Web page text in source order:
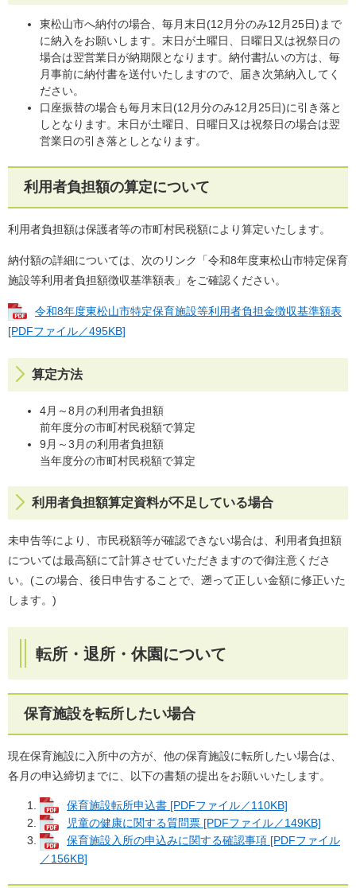
東松山市へ納付の場合、毎月末日(12月分のみ12月25日)まで
に納入をお願いします。末日が土曜日、日曜日又は祝祭日の
場合は翌営業日が納期限となります。納付書払いの方は、毎
月事前に納付書を送付いたしますので、届き次第納入してく
ださい。
口座振替の場合も毎月末日(12月分のみ12月25日)に引き落と
しとなります。末日が土曜日、日曜日又は祝祭日の場合は翌
営業日の引き落としとなります。
利用者負担額の算定について
利用者負担額は保護者等の市町村民税額により算定いたします。
納付額の詳細については、次のリンク「令和8年度東松山市特定保育
施設等利用者負担額徴収基準額表」をご確認ください。
令和8年度東松山市特定保育施設等利用者負担金徴収基準額表
[PDFファイル／495KB]
算定方法
4月～8月の利用者負担額
前年度分の市町村民税額で算定
9月～3月の利用者負担額
当年度分の市町村民税額で算定
利用者負担額算定資料が不足している場合
未申告等により、市民税額等が確認できない場合は、利用者負担額
については最高額にて計算させていただきますので御注意くださ
い。(この場合、後日申告することで、遡って正しい金額に修正いた
します。)
転所・退所・休園について
保育施設を転所したい場合
現在保育施設に入所中の方が、他の保育施設に転所したい場合は、
各月の申込締切までに、以下の書類の提出をお願いいたします。
保育施設転所申込書 [PDFファイル／110KB]
児童の健康に関する質問票 [PDFファイル／149KB]
保育施設入所の申込みに関する確認事項 [PDFファイル
／156KB]